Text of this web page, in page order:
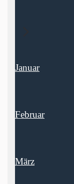
Januar
Februar
März